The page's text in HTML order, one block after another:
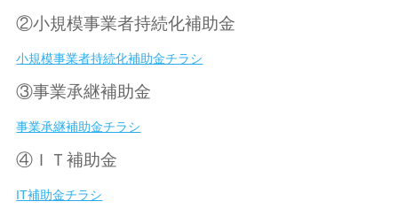
②小規模事業者持続化補助金
小規模事業者持続化補助金チラシ
③事業承継補助金
事業承継補助金チラシ
④ＩＴ補助金
IT補助金チラシ